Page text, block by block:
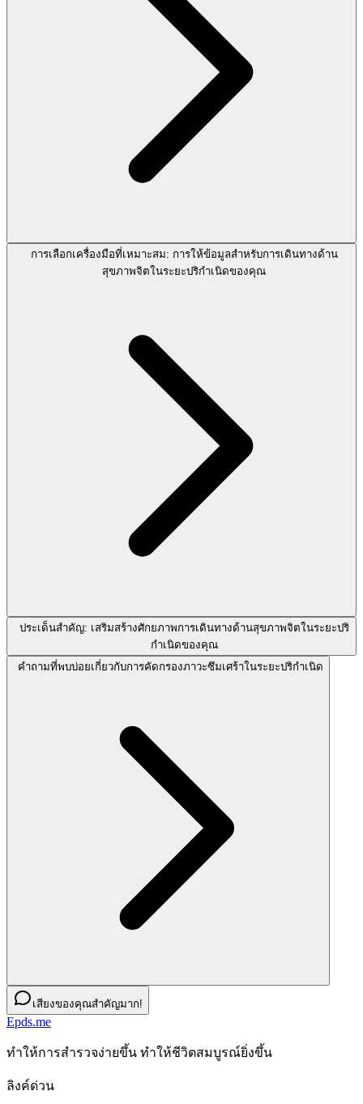
การเลือกเครื่องมือที่เหมาะสม: การให้ข้อมูลสำหรับการเดินทางด้าน
สุขภาพจิตในระยะปริกำเนิดของคุณ
ประเด็นสำคัญ: เสริมสร้างศักยภาพการเดินทางด้านสุขภาพจิตในระยะปริ
กำเนิดของคุณ
คำถามที่พบบ่อยเกี่ยวกับการคัดกรองภาวะซึมเศร้าในระยะปริกำเนิด
เสียงของคุณสำคัญมาก!
Epds.me
ทําให้การสํารวจง่ายขึ้น ทําให้ชีวิตสมบูรณ์ยิ่งขึ้น
ลิงค์ด่วน